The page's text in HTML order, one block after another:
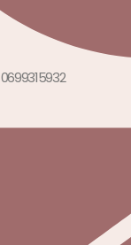
0699315932